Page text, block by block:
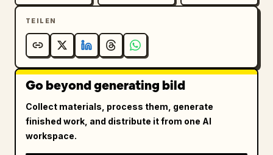
TEILEN
Go beyond generating bild
Collect materials, process them, generate
finished work, and distribute it from one AI
workspace.